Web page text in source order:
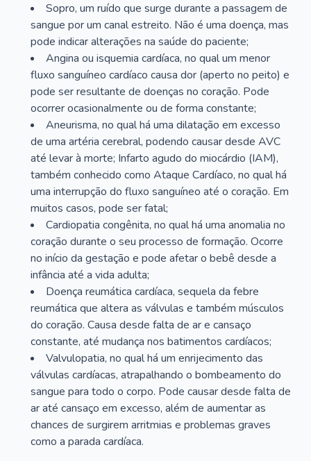
Sopro, um ruído que surge durante a passagem de
sangue por um canal estreito. Não é uma doença, mas
pode indicar alterações na saúde do paciente;
Angina ou isquemia cardíaca, no qual um menor
fluxo sanguíneo cardíaco causa dor (aperto no peito) e
pode ser resultante de doenças no coração. Pode
ocorrer ocasionalmente ou de forma constante;
Aneurisma, no qual há uma dilatação em excesso
de uma artéria cerebral, podendo causar desde AVC
até levar à morte; Infarto agudo do miocárdio (IAM),
também conhecido como Ataque Cardíaco, no qual há
uma interrupção do fluxo sanguíneo até o coração. Em
muitos casos, pode ser fatal;
Cardiopatia congênita, no qual há uma anomalia no
coração durante o seu processo de formação. Ocorre
no início da gestação e pode afetar o bebê desde a
infância até a vida adulta;
Doença reumática cardíaca, sequela da febre
reumática que altera as válvulas e também músculos
do coração. Causa desde falta de ar e cansaço
constante, até mudança nos batimentos cardíacos;
Valvulopatia, no qual há um enrijecimento das
válvulas cardíacas, atrapalhando o bombeamento do
sangue para todo o corpo. Pode causar desde falta de
ar até cansaço em excesso, além de aumentar as
chances de surgirem arritmias e problemas graves
como a parada cardíaca.